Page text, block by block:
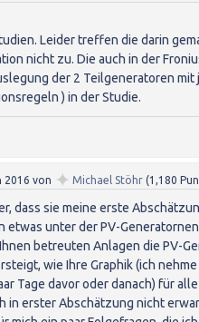
Leider treffen die darin
nicht zu. Die auch in der
der 2 Teilgeneratoren
) in der Studie.
2016 von ✦ Michael Stöhr (1,180
dass sie meine erste
etwas unter der PV-
betreuten Anlagen die PV-
wie Ihre Graphik (ich
Tage davor oder danach) für
in erster Abschätzung nicht